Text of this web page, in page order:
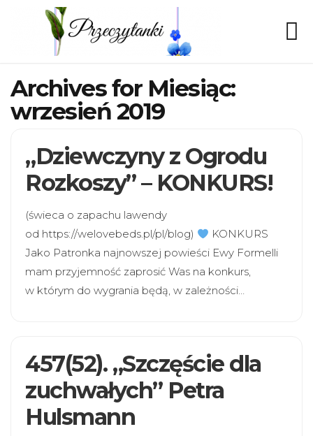
Archives for Miesiąc:
wrzesień 2019
„Dziewczyny z Ogrodu
Rozkoszy” – KONKURS!
(świeca o zapachu lawendy
od https://welovebeds.pl/pl/blog)
KONKURS
Jako Patronka najnowszej powieści Ewy Formelli
mam przyjemność zaprosić Was na konkurs,
w którym do wygrania będą, w zależności…
457(52). „Szczęście dla
zuchwałych” Petra
Hulsmann